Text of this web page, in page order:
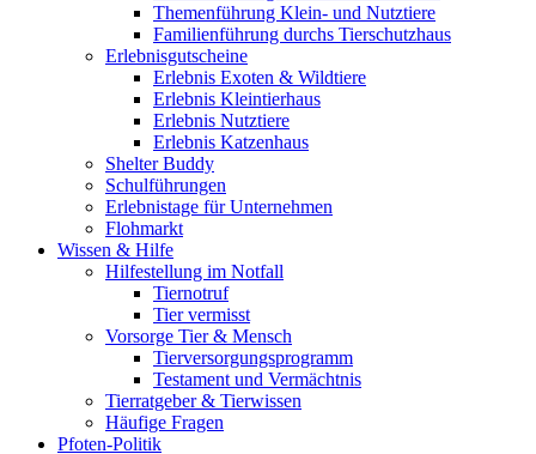
Themenführung Klein- und Nutztiere
Familienführung durchs Tierschutzhaus
Erlebnisgutscheine
Erlebnis Exoten & Wildtiere
Erlebnis Kleintierhaus
Erlebnis Nutztiere
Erlebnis Katzenhaus
Shelter Buddy
Schulführungen
Erlebnistage für Unternehmen
Flohmarkt
Wissen & Hilfe
Hilfestellung im Notfall
Tiernotruf
Tier vermisst
Vorsorge Tier & Mensch
Tierversorgungsprogramm
Testament und Vermächtnis
Tierratgeber & Tierwissen
Häufige Fragen
Pfoten-Politik